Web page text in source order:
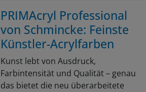
PRIMAcryl Professional
von Schmincke: Feinste
Künstler-Acrylfarben
Kunst lebt von Ausdruck,
Farbintensität und Qualität – genau
das bietet die neu überarbeitete